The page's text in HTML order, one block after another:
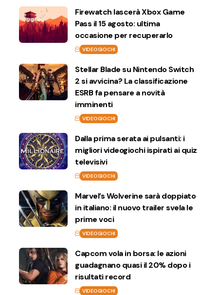
Firewatch lascerà Xbox Game
Pass il 15 agosto: ultima
occasione per recuperarlo
VIDEOGIOCHI
Stellar Blade su Nintendo Switch
2 si avvicina? La classificazione
ESRB fa pensare a novità
imminenti
VIDEOGIOCHI
Dalla prima serata ai pulsanti: i
migliori videogiochi ispirati ai quiz
televisivi
VIDEOGIOCHI
Marvel’s Wolverine sarà doppiato
in italiano: il nuovo trailer svela le
prime voci
VIDEOGIOCHI
Capcom vola in borsa: le azioni
guadagnano quasi il 20% dopo i
risultati record
VIDEOGIOCHI